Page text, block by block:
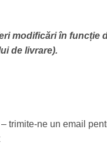
modificări în
de livrare).
trimite-ne un email